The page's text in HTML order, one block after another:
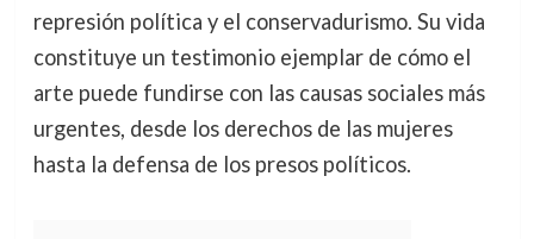
represión política y el conservadurismo. Su vida
constituye un testimonio ejemplar de cómo el
arte puede fundirse con las causas sociales más
urgentes, desde los derechos de las mujeres
hasta la defensa de los presos políticos.